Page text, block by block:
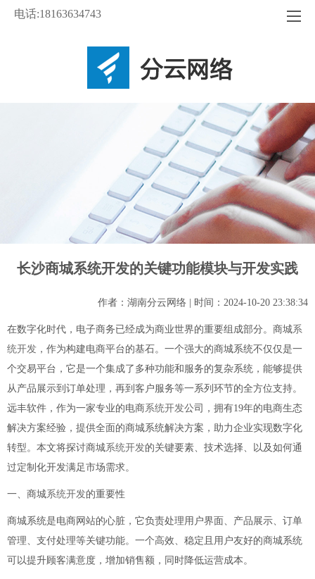
电话:18163634743
长沙商城系统开发的关键功能模块与开发实践
作者：湖南分云网络 | 时间：2024-10-20 23:38:34
在数字化时代，电子商务已经成为商业世界的重要组成部分。商城系
统开发 ，作为构建电商平台的基石。一个强大的商城系统不仅仅是一
个交易平台，它是一个集成了多种功能和服务的复杂系统，能够提供
从产品展示到订单处理，再到客户服务等一系列环节的全方位支持。
远丰软件，作为一家专业的电商系统开发公司，拥有19年的电商生态
解决方案经验，提供全面的商城系统解决方案，助力企业实现数字化
转型。本文将探讨商城系统开发的关键要素、技术选择、以及如何通
过定制化开发满足市场需求。
一、商城系统开发的重要性
商城系统是电商网站的心脏，它负责处理用户界面、产品展示、订单
管理、支付处理等关键功能。一个高效、稳定且用户友好的商城系统
可以提升顾客满意度，增加销售额，同时降低运营成本。